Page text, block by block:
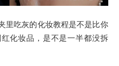
里吃灰的化妆教程是不是比你
化妆品，是不是一半都没拆